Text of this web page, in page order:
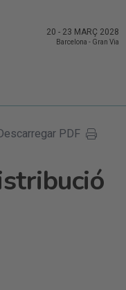
20 - 23 MARÇ 2028
Barcelona - Gran Via
PDF